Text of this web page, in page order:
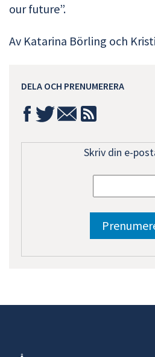
our future”.
Av Katarina Börling och
DELA OCH PRENUMERERA
Skriv din e-